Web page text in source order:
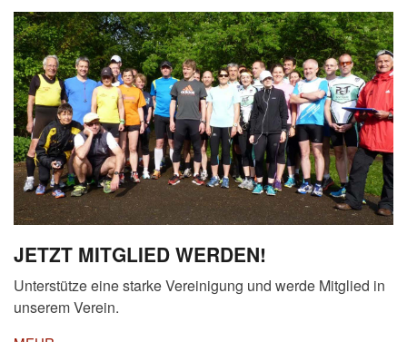
JETZT MITGLIED WERDEN!
Unterstütze eine starke Vereinigung und werde Mitglied in
unserem Verein.